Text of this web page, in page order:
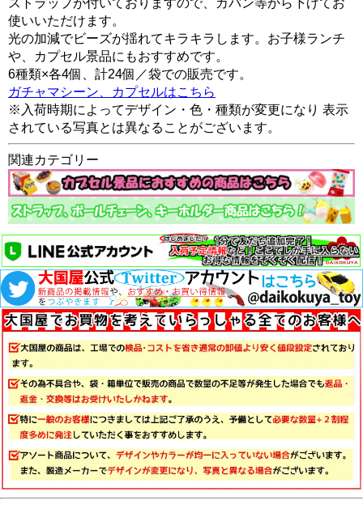
ストラップが付いておりますので、カバン等から下げてお
使いいただけます。
光の加減でビーズが揺れてキラキラします。お子様ランチ
や、カプセル景品にもおすすめです。
6種類×各4個、計24個／袋での販売です。
ガチャマシーン、カプセルはこちら
※入荷時期によってデザイン・色・種類が変更になり 表示
されている写真とは異なることがございます。
関連カテゴリー